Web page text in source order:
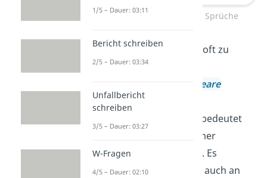
Schöne aufmunternde Sprüche
„Ein tiefer Fall führt oft zu
hohemGlück
William Shakespeare
bedeutet
nicht, dass man immer
glücklich
sein muss. Es
bedeutet, dass man auch an
1/5 – Dauer: 03:11
Bericht schreiben
2/5 – Dauer: 03:34
Unfallbericht
schreiben
3/5 – Dauer: 03:27
W-Fragen
4/5 – Dauer: 02:10